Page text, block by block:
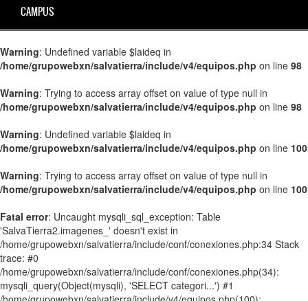
CAMPUS
Warning: Undefined variable $laideq in
/home/grupowebxn/salvatierra/include/v4/equipos.php on line 98
Warning: Trying to access array offset on value of type null in
/home/grupowebxn/salvatierra/include/v4/equipos.php on line 98
Warning: Undefined variable $laideq in
/home/grupowebxn/salvatierra/include/v4/equipos.php on line 100
Warning: Trying to access array offset on value of type null in
/home/grupowebxn/salvatierra/include/v4/equipos.php on line 100
Fatal error: Uncaught mysqli_sql_exception: Table
'SalvaTierra2.imagenes_' doesn't exist in
/home/grupowebxn/salvatierra/include/conf/conexiones.php:34 Stack
trace: #0
/home/grupowebxn/salvatierra/include/conf/conexiones.php(34):
mysqli_query(Object(mysqli), 'SELECT categori...') #1